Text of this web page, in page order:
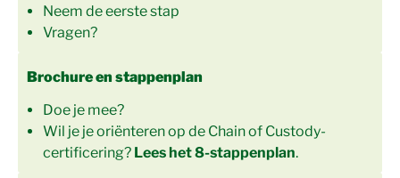
Neem de eerste stap
Vragen?
Brochure en stappenplan
Doe je mee?
Wil je je oriënteren op de Chain of Custody-
certificering? Lees het 8-stappenplan.